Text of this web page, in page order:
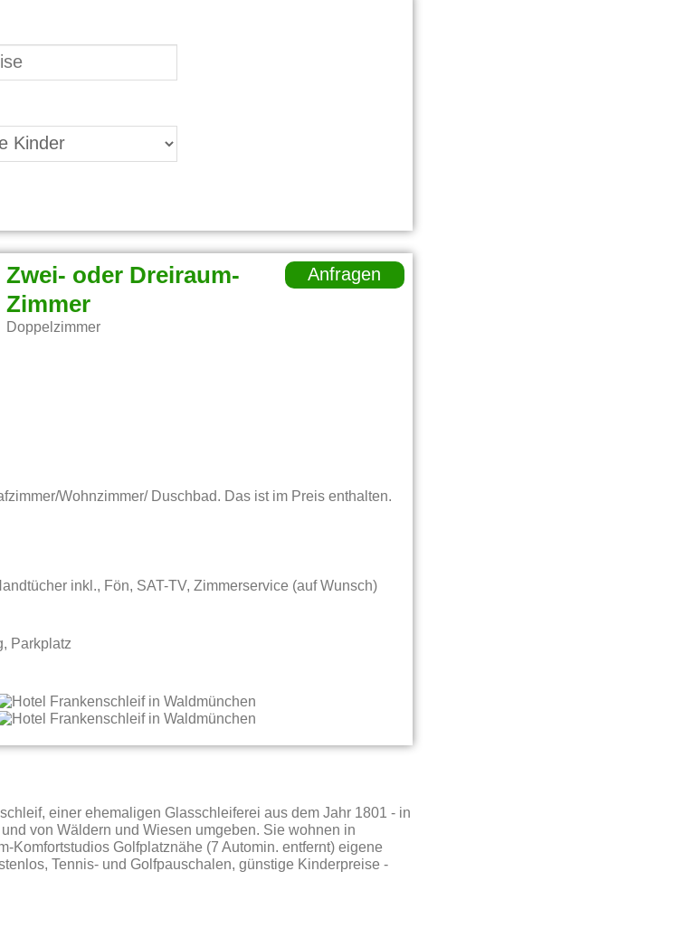
Zwei- oder Dreiraum-
Zimmer
Doppelzimmer
Anfragen
Wohnzimmer/ Duschbad. Das ist im Preis enthalten.
inkl., Fön, SAT-TV, Zimmerservice (auf Wunsch)
Parkplatz
einer ehemaligen Glasschleiferei aus dem Jahr 1801 - in
von Wäldern und Wiesen umgeben. Sie wohnen in
Komfortstudios Golfplatznähe (7 Automin. entfernt) eigene
Tennis- und Golfpauschalen, günstige Kinderpreise -